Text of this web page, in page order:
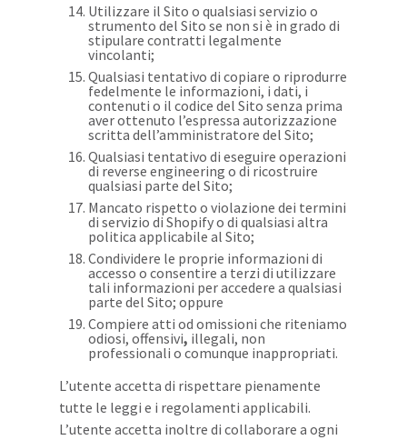
Utilizzare il Sito o qualsiasi servizio o
strumento del Sito se non si è in grado di
stipulare contratti legalmente
vincolanti;
Qualsiasi tentativo di copiare o riprodurre
fedelmente le informazioni, i dati, i
contenuti o il codice del Sito senza prima
aver ottenuto l’espressa autorizzazione
scritta dell’amministratore del Sito;
Qualsiasi tentativo di eseguire operazioni
di reverse engineering o di ricostruire
qualsiasi parte del Sito;
Mancato rispetto o violazione dei termini
di servizio di Shopify o di qualsiasi altra
politica applicabile al Sito;
Condividere le proprie informazioni di
accesso o consentire a terzi di utilizzare
tali informazioni per accedere a qualsiasi
parte del Sito; oppure
Compiere atti od omissioni che riteniamo
odiosi, offensivi, illegali, non
professionali o comunque inappropriati.
L’utente accetta di rispettare pienamente
tutte le leggi e i regolamenti applicabili.
L’utente accetta inoltre di collaborare a ogni